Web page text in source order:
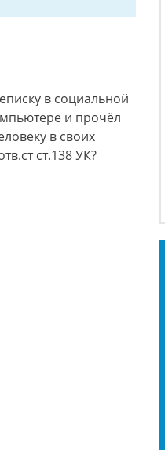
в социальной
и прочёл
в своих
ст.138 УК?